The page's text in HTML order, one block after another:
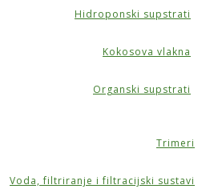
Hidroponski supstrati
Kokosova vlakna
Organski supstrati
Trimeri
Voda, filtriranje i filtracijski sustavi